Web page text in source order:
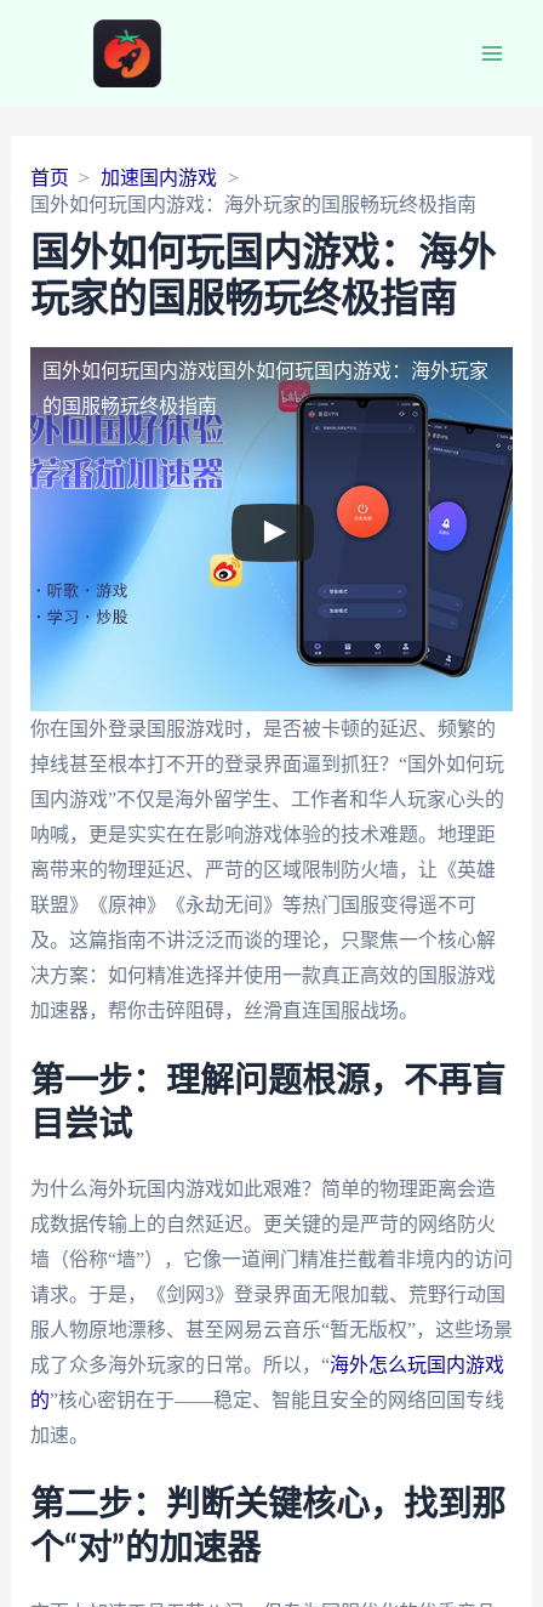
首页
加速国内游戏
国外如何玩国内游戏：海外玩家的国服畅玩终极指南
国外如何玩国内游戏：海外
玩家的国服畅玩终极指南
国外如何玩国内游戏国外如何玩国内游戏：海外玩家
的国服畅玩终极指南
你在国外登录国服游戏时，是否被卡顿的延迟、频繁的
掉线甚至根本打不开的登录界面逼到抓狂？“国外如何玩
国内游戏”不仅是海外留学生、工作者和华人玩家心头的
呐喊，更是实实在在影响游戏体验的技术难题。地理距
离带来的物理延迟、严苛的区域限制防火墙，让《英雄
联盟》《原神》《永劫无间》等热门国服变得遥不可
及。这篇指南不讲泛泛而谈的理论，只聚焦一个核心解
决方案：如何精准选择并使用一款真正高效的国服游戏
加速器，帮你击碎阻碍，丝滑直连国服战场。
第一步：理解问题根源，不再盲
目尝试
为什么海外玩国内游戏如此艰难？简单的物理距离会造
成数据传输上的自然延迟。更关键的是严苛的网络防火
墙（俗称“墙”），它像一道闸门精准拦截着非境内的访问
请求。于是，《剑网3》登录界面无限加载、荒野行动国
服人物原地漂移、甚至网易云音乐“暂无版权”，这些场景
成了众多海外玩家的日常。所以，“海外怎么玩国内游戏
的”核心密钥在于——稳定、智能且安全的网络回国专线
加速。
第二步：判断关键核心，找到那
个“对”的加速器